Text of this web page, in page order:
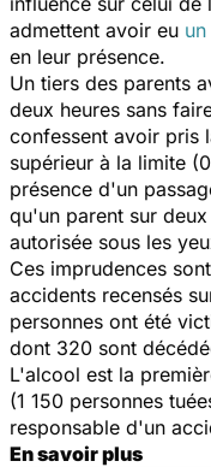
admettent avoir eu
en leur présence.
Un tiers des parents
deux heures sans
confessent avoir pris
supérieur à la limite
présence d'un
qu'un parent sur
autorisée sous les
Ces imprudences
accidents recensés
personnes ont été
dont 320 sont
L'alcool est la
(1 150 personnes
responsable d'un
En savoir plus